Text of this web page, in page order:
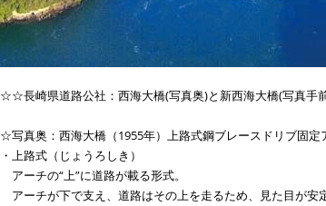
☆☆長崎県道路公社：西海大橋(写真奥)と新西海大橋(写真
☆写真奥：西海大橋（1955年）上路式鋼ブレースドリブ固定
・上路式（じょうろしき）
アーチの“上”に道路が載る形式。
アーチが下で支え、道路はその上を走るため、見た目が安